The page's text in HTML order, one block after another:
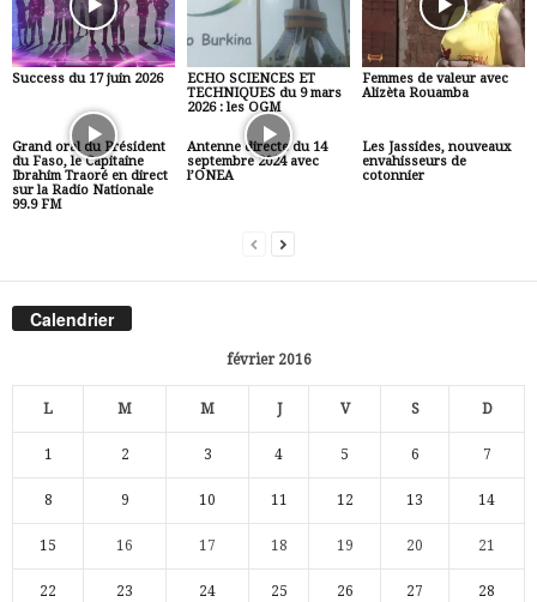
Success du 17 juin 2026
ECHO SCIENCES ET
TECHNIQUES du 9 mars
2026 : les OGM
Femmes de valeur avec
Alizèta Rouamba
Grand oral du Président
du Faso, le Capitaine
Ibrahim Traoré en direct
sur la Radio Nationale
99.9 FM
Antenne directe du 14
septembre 2024 avec
l’ONEA
Les Jassides, nouveaux
envahisseurs de
cotonnier
Calendrier
février 2016
L M M J V S D
1 2 3 4 5 6 7
8 9 10 11 12 13 14
15 16 17 18 19 20 21
22 23 24 25 26 27 28